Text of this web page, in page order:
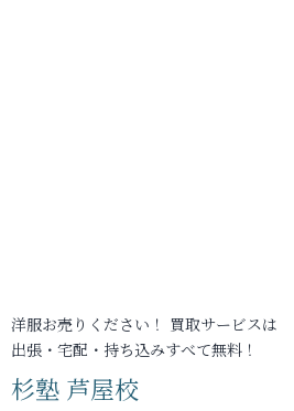
洋服お売りください！ 買取サービスは
出張・宅配・持ち込みすべて無料！
杉塾 芦屋校